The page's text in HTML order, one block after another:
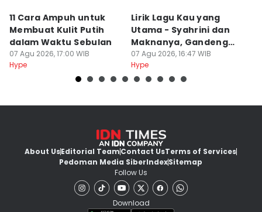
11 Cara Ampuh untuk
Membuat Kulit Putih
dalam Waktu Sebulan
07 Agu 2026, 17:00 WIB
Hype
Lirik Lagu Kau yang
Utama - Syahrini dan
Maknanya, Gandeng
Dee Lestari
07 Agu 2026, 16:47 WIB
Hype
About UsEditorial TeamContact UsTerms of Services
Pedoman Media SiberIndexSitemap
Follow Us
Download